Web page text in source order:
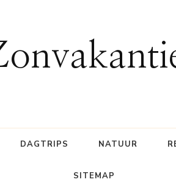
DAGTRIPS NATUUR
SITEMAP